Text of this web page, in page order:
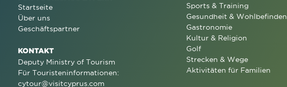
Startseite
Über uns
Geschäftspartner
KONTAKT
Deputy Ministry of Tourism
Für Touristeninformationen:
cytour@visitcyprus.com
Sports & Training
Gesundheit & Wohlbefinden
Gastronomie
Kultur & Religion
Golf
Strecken & Wege
Aktivitäten für Familien